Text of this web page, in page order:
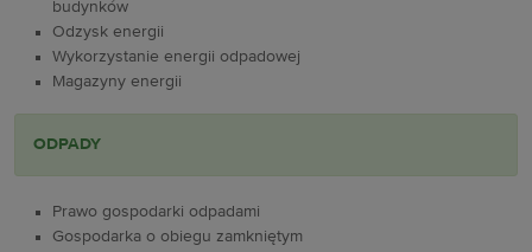
budynków
Odzysk energii
Wykorzystanie energii odpadowej
Magazyny energii
ODPADY
Prawo gospodarki odpadami
Gospodarka o obiegu zamkniętym